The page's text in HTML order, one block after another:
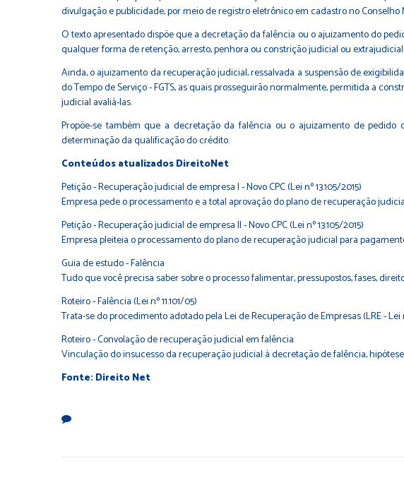
divulgação e publicidade, por meio de registro eletrônico em cadastro no Conselho
O texto apresentado dispõe que a decretação da falência ou o ajuizamento do
qualquer forma de retenção, arresto, penhora ou constrição judicial ou
Ainda, o ajuizamento da recuperação judicial, ressalvada a suspensão de
do Tempo de Serviço - FGTS, as quais prosseguirão normalmente, permitida a
judicial avaliá-las.
Propõe-se também que a decretação da falência ou o ajuizamento de
determinação da qualificação do crédito.
Conteúdos atualizados DireitoNet
Petição - Recuperação judicial de empresa I - Novo CPC (Lei nº 13.105/2015)
Empresa pede o processamento e a total aprovação do plano de recuperação
Petição - Recuperação judicial de empresa II - Novo CPC (Lei nº 13.105/2015)
Empresa pleiteia o processamento do plano de recuperação judicial para
Guia de estudo - Falência
Tudo que você precisa saber sobre o processo falimentar, pressupostos, fases,
Roteiro - Falência (Lei nº 11.101/05)
Trata-se do procedimento adotado pela Lei de Recuperação de Empresas (LRE - Lei
Roteiro - Convolação de recuperação judicial em falência
Vinculação do insucesso da recuperação judicial à decretação de falência,
Fonte: Direito Net